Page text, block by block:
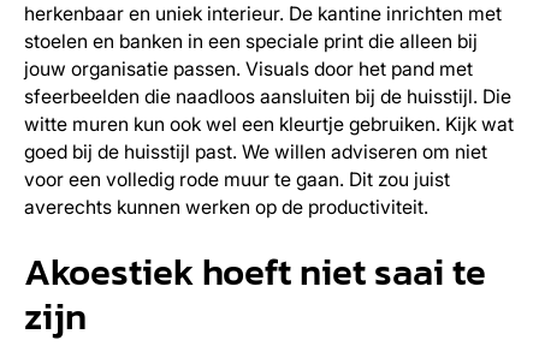
herkenbaar en uniek interieur. De kantine inrichten met
stoelen en banken in een speciale print die alleen bij
jouw organisatie passen. Visuals door het pand met
sfeerbeelden die naadloos aansluiten bij de huisstijl. Die
witte muren kun ook wel een kleurtje gebruiken. Kijk wat
goed bij de huisstijl past. We willen adviseren om niet
voor een volledig rode muur te gaan. Dit zou juist
averechts kunnen werken op de productiviteit.
Akoestiek hoeft niet saai te
zijn